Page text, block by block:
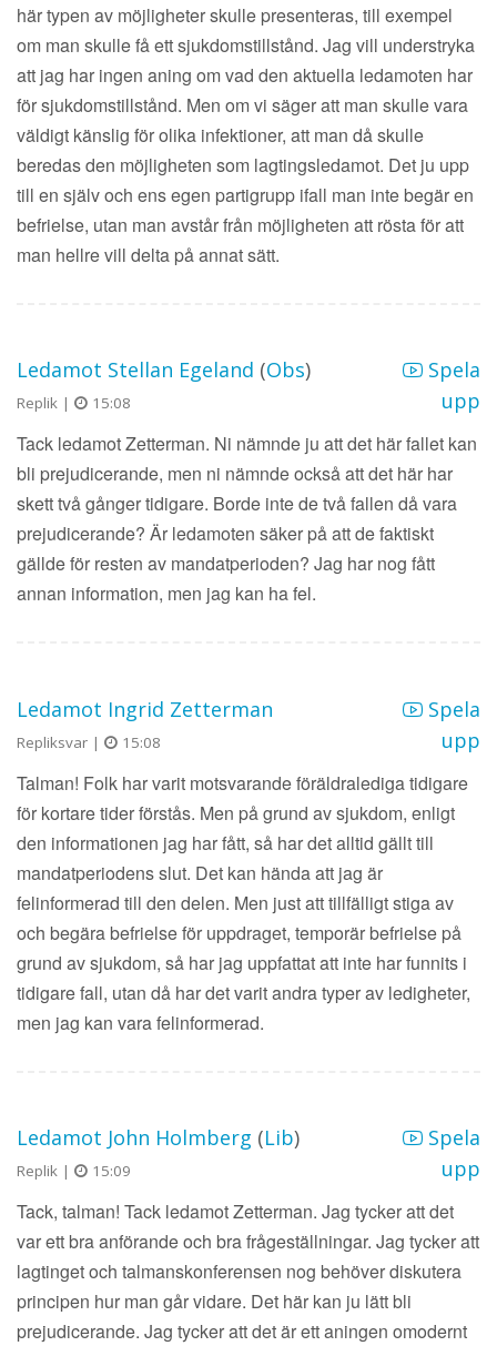
här typen av möjligheter skulle presenteras, till exempel
om man skulle få ett sjukdomstillstånd. Jag vill understryka
att jag har ingen aning om vad den aktuella ledamoten har
för sjukdomstillstånd. Men om vi säger att man skulle vara
väldigt känslig för olika infektioner, att man då skulle
beredas den möjligheten som lagtingsledamot. Det ju upp
till en själv och ens egen partigrupp ifall man inte begär en
befrielse, utan man avstår från möjligheten att rösta för att
man hellre vill delta på annat sätt.
Ledamot Stellan Egeland (Obs)
Replik | 15:08
Spela
upp
Tack ledamot Zetterman. Ni nämnde ju att det här fallet kan
bli prejudicerande, men ni nämnde också att det här har
skett två gånger tidigare. Borde inte de två fallen då vara
prejudicerande? Är ledamoten säker på att de faktiskt
gällde för resten av mandatperioden? Jag har nog fått
annan information, men jag kan ha fel.
Ledamot Ingrid Zetterman
Repliksvar | 15:08
Spela
upp
Talman! Folk har varit motsvarande föräldralediga tidigare
för kortare tider förstås. Men på grund av sjukdom, enligt
den informationen jag har fått, så har det alltid gällt till
mandatperiodens slut. Det kan hända att jag är
felinformerad till den delen. Men just att tillfälligt stiga av
och begära befrielse för uppdraget, temporär befrielse på
grund av sjukdom, så har jag uppfattat att inte har funnits i
tidigare fall, utan då har det varit andra typer av ledigheter,
men jag kan vara felinformerad.
Ledamot John Holmberg (Lib)
Replik | 15:09
Spela
upp
Tack, talman! Tack ledamot Zetterman. Jag tycker att det
var ett bra anförande och bra frågeställningar. Jag tycker att
lagtinget och talmanskonferensen nog behöver diskutera
principen hur man går vidare. Det här kan ju lätt bli
prejudicerande. Jag tycker att det är ett aningen omodernt